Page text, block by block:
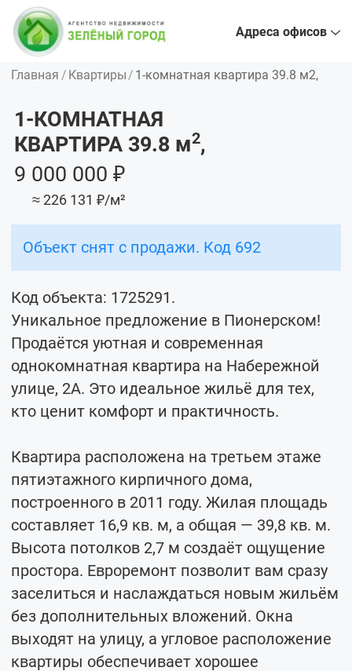
Адреса офисов
Главная Квартиры 1-комнатная квартира 39.8 м2,
1-КОМНАТНАЯ
КВАРТИРА 39.8 м2,
9 000 000 ₽
≈ 226 131 ₽/м²
Объект снят с продажи. Код 692
Код объекта: 1725291.
Уникальное предложение в Пионерском!
Продаётся уютная и современная
однокомнатная квартира на Набережной
улице, 2А. Это идеальное жильё для тех,
кто ценит комфорт и практичность.
Квартира расположена на третьем этаже
пятиэтажного кирпичного дома,
построенного в 2011 году. Жилая площадь
составляет 16,9 кв. м, а общая — 39,8 кв. м.
Высота потолков 2,7 м создаёт ощущение
простора. Евроремонт позволит вам сразу
заселиться и наслаждаться новым жильём
без дополнительных вложений. Окна
выходят на улицу, а угловое расположение
квартиры обеспечивает хорошее